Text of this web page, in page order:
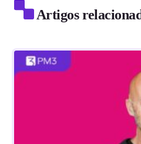
Artigos